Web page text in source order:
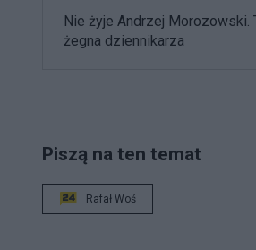
Nie żyje Andrzej Morozowski.
żegna dziennikarza
Piszą na ten temat
Rafał Woś